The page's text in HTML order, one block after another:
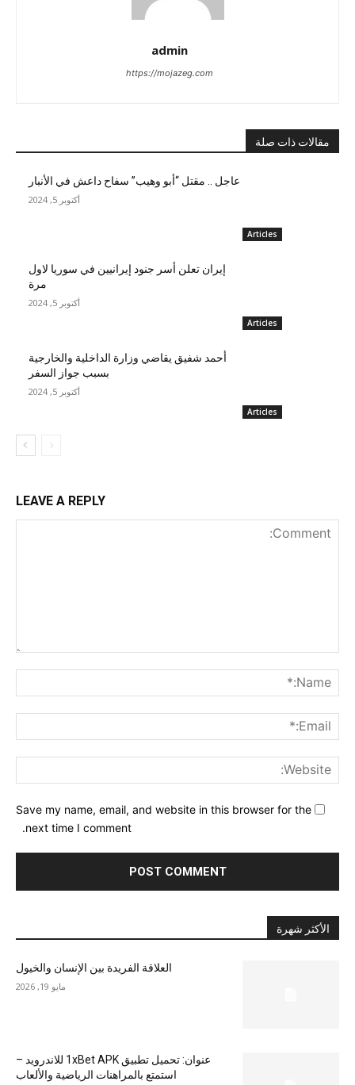
admin
https://mojazeg.com
مقالات ذات صلة
Articles
عاجل .. مقتل “أبو وهيب” سفاح داعش في الأنبار
أكتوبر 5, 2024
Articles
إيران تعلن أسر جنود إيرانيين في سوريا لاول
مرة
أكتوبر 5, 2024
Articles
أحمد شفيق يقاضي وزارة الداخلية والخارجية
بسبب جواز السفر
أكتوبر 5, 2024
LEAVE A REPLY
Save my name, email, and website in this browser for the
next time I comment.
الأكثر شهرة
العلاقة الفريدة بين الإنسان والخيول
مايو 19, 2026
عنوان: تحميل تطبيق 1xBet APK للاندرويد –
استمتع بالمراهنات الرياضية والألعاب